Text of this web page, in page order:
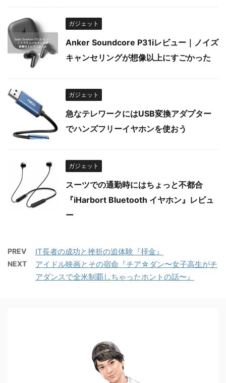
ガジェット
Anker Soundcore P31iレビュー｜ノイズ
キャンセリングが想像以上にすごかった
ガジェット
急なテレワークにはUSB変換アダプター
でハンズフリーイヤホンを使おう
ガジェット
スーツでの通勤時にはちょっと不都合
『iHarbort Bluetooth イヤホン』レビュ
ー
PREV IT長者の成功と挫折の追体験『拝金』
NEXT
アイドル映画とその宿命『チア☆ダン〜女子高生がチ
アダンスで全米制覇しちゃったホントの話〜』